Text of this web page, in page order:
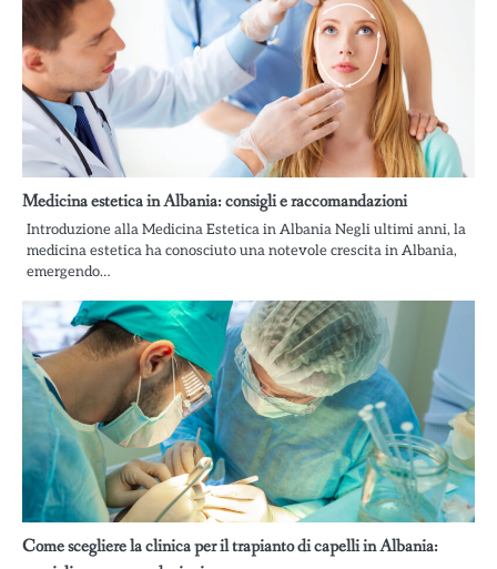
Medicina estetica in Albania: consigli e raccomandazioni
Introduzione alla Medicina Estetica in Albania Negli ultimi anni, la
medicina estetica ha conosciuto una notevole crescita in Albania,
emergendo…
Come scegliere la clinica per il trapianto di capelli in Albania: